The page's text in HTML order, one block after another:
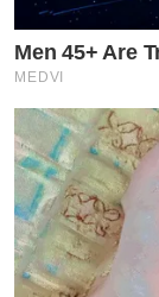
Men 45+ Are
MEDVI